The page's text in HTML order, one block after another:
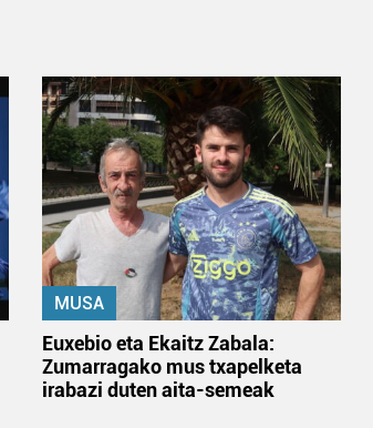
MUSA
Euxebio eta Ekaitz Zabala:
Zumarragako mus txapelketa
irabazi duten aita-semeak